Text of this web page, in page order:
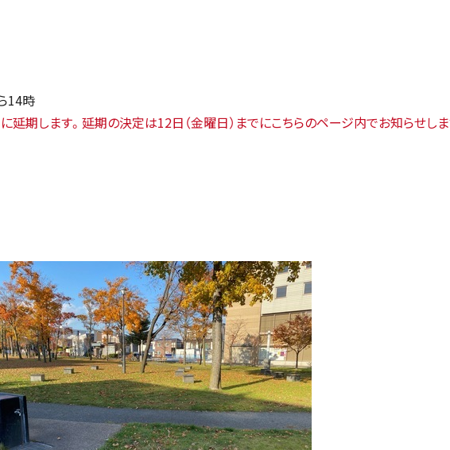
14時
期します。延期の決定は12日（金曜日）までにこちらのページ内でお知らせしま